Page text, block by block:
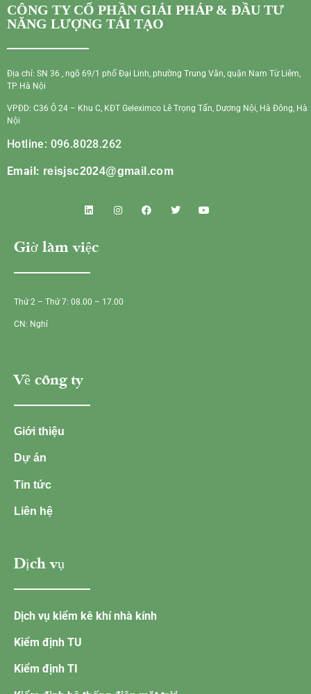
CÔNG TY CỔ PHẦN GIẢI PHÁP & ĐẦU TƯ
NĂNG LƯỢNG TÁI TẠO
Địa chỉ: SN 36 , ngõ 69/1 phố Đại Linh, phường Trung Văn, quận Nam Từ Liêm,
TP Hà Nội
VPĐD: C36 Ô 24 – Khu C, KĐT Geleximco Lê Trọng Tấn, Dương Nội, Hà Đông, Hà
Nội
Hotline: 096.8028.262
Email: reisjsc2024@gmail.com
Giờ làm việc
Thứ 2 – Thứ 7: 08.00 – 17.00
CN: Nghỉ
Về công ty
Giới thiệu
Dự án
Tin tức
Liên hệ
Dịch vụ
Dịch vụ kiểm kê khí nhà kính
Kiểm định TU
Kiểm định TI